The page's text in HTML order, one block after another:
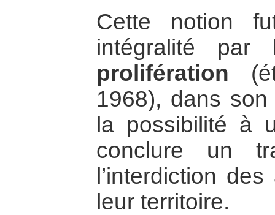
Cette notion
intégralité
prolifération
1968), dans
la possibilité à
conclure un
l’interdiction
leur territoire.